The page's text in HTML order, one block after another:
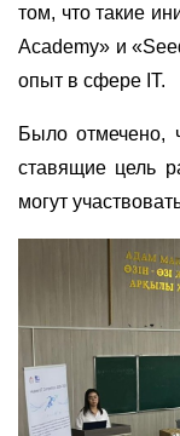
том, что такие
Academy» и
опыт в сфере IT.
Было отмечено,
ставящие цель
могут